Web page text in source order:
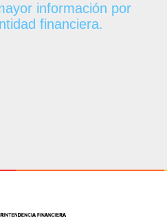
información por
financiera.